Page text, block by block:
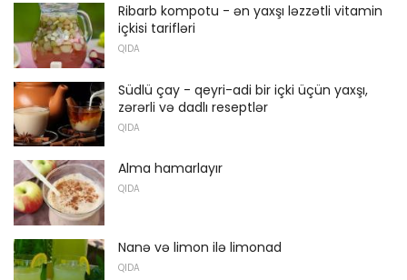
Ribarb kompotu - ən yaxşı ləzzətli vitamin
içkisi tarifləri
QIDA
Südlü çay - qeyri-adi bir içki üçün yaxşı,
zərərli və dadlı reseptlər
QIDA
Alma hamarlayır
QIDA
Nanə və limon ilə limonad
QIDA